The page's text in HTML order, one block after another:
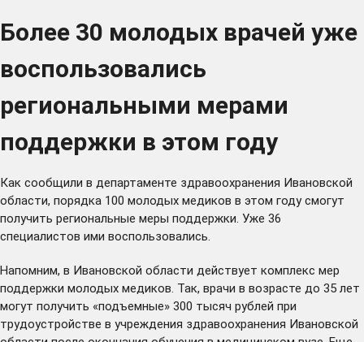
Более 30 молодых врачей уже
воспользовались
региональными мерами
поддержки в этом году
Как сообщили в департаменте здравоохранения Ивановской
области, порядка 100 молодых медиков в этом году смогут
получить региональные меры поддержки. Уже 36
специалистов ими воспользовались.
Напомним, в Ивановской области действует комплекс мер
поддержки молодых медиков. Так, врачи в возрасте до 35 лет
могут получить «подъемные» 300 тысяч рублей при
трудоустройстве в учреждения здравоохранения Ивановской